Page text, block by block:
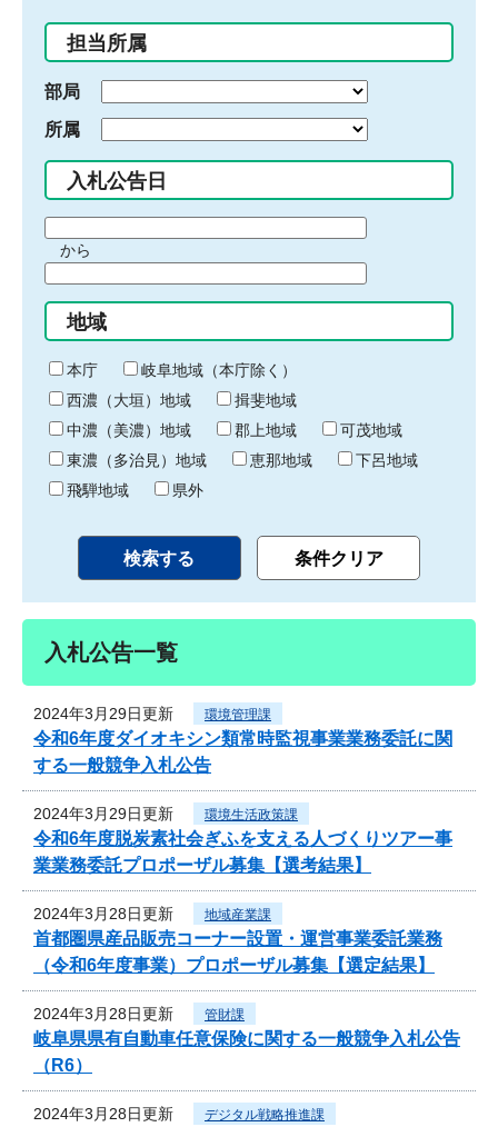
入
力
担当所属
部局
所属
入札公告日
間
始
り
から
間
終
わ
り
地域
本庁
岐阜地域（本庁除く）
西濃（大垣）地域
揖斐地域
中濃（美濃）地域
郡上地域
可茂地域
東濃（多治見）地域
恵那地域
下呂地域
飛騨地域
県外
入札公告一覧
2024年3月29日更新 環境管理課
令和6年度ダイオキシン類常時監視事業業務委託に関
する一般競争入札公告
2024年3月29日更新 環境生活政策課
令和6年度脱炭素社会ぎふを支える人づくりツアー事
業業務委託プロポーザル募集【選考結果】
2024年3月28日更新 地域産業課
首都圏県産品販売コーナー設置・運営事業委託業務
（令和6年度事業）プロポーザル募集【選定結果】
2024年3月28日更新 管財課
岐阜県県有自動車任意保険に関する一般競争入札公告
（R6）
2024年3月28日更新 デジタル戦略推進課